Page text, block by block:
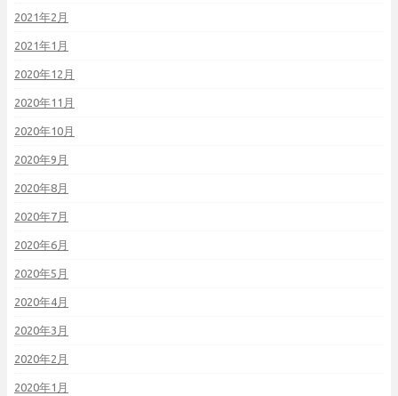
2021年2月
2021年1月
2020年12月
2020年11月
2020年10月
2020年9月
2020年8月
2020年7月
2020年6月
2020年5月
2020年4月
2020年3月
2020年2月
2020年1月